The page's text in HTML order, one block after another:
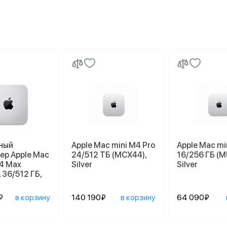
Apple Mac
Max
36/512 ГБ,
в корзину
Apple Mac mini M4 Pro
24/512 ТБ (MCX44),
Silver
140 190₽ в корзину
Apple Mac
16/256 ГБ
Silver
64 090₽